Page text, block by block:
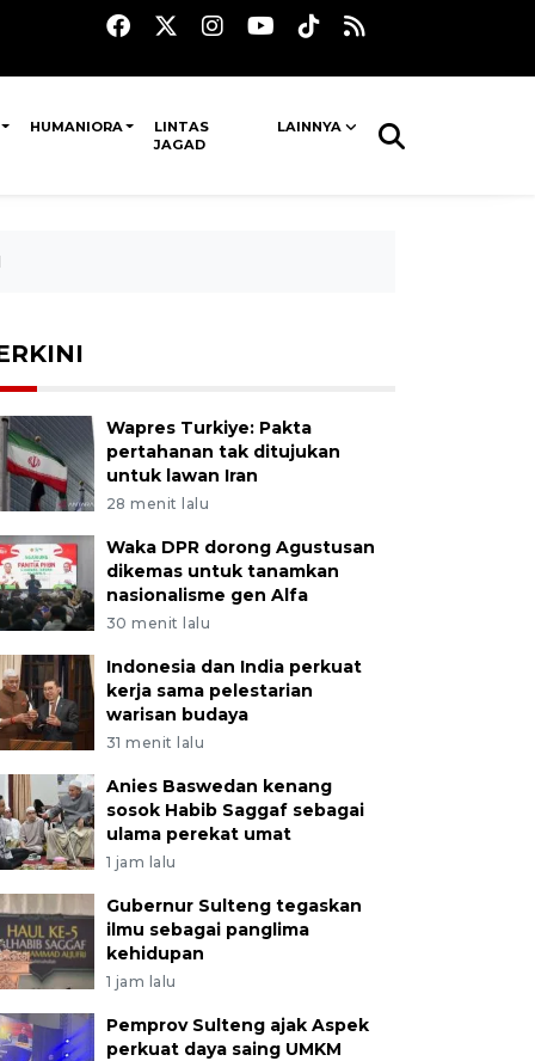
HUMANIORA
LINTAS
JAGAD
LAINNYA
Wapres Turkiye: Pakta
pertahanan tak ditujukan
untuk lawan Iran
28 menit lalu
Waka DPR dorong Agustusan
dikemas untuk tanamkan
nasionalisme gen Alfa
30 menit lalu
Indonesia dan India perkuat
kerja sama pelestarian
warisan budaya
31 menit lalu
Anies Baswedan kenang
sosok Habib Saggaf sebagai
ulama perekat umat
1 jam lalu
Gubernur Sulteng tegaskan
ilmu sebagai panglima
kehidupan
1 jam lalu
Pemprov Sulteng ajak Aspek
perkuat daya saing UMKM